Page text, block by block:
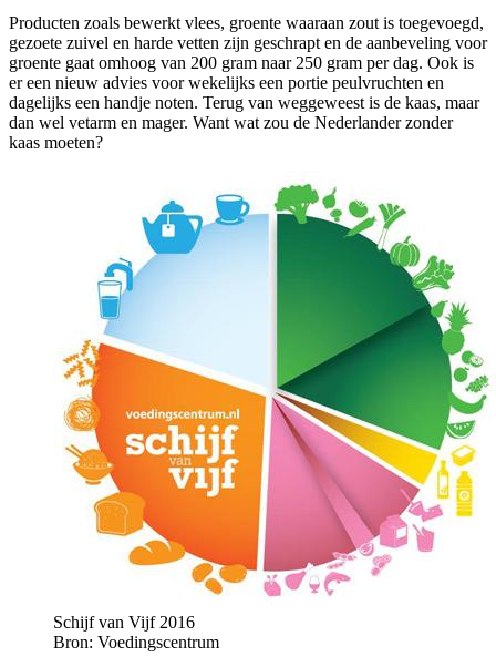
Producten zoals bewerkt vlees, groente waaraan zout is toegevoegd,
gezoete zuivel en harde vetten zijn geschrapt en de aanbeveling voor
groente gaat omhoog van 200 gram naar 250 gram per dag. Ook is
er een nieuw advies voor wekelijks een portie peulvruchten en
dagelijks een handje noten. Terug van weggeweest is de kaas, maar
dan wel vetarm en mager. Want wat zou de Nederlander zonder
kaas moeten?
Schijf van Vijf 2016
Bron: Voedingscentrum